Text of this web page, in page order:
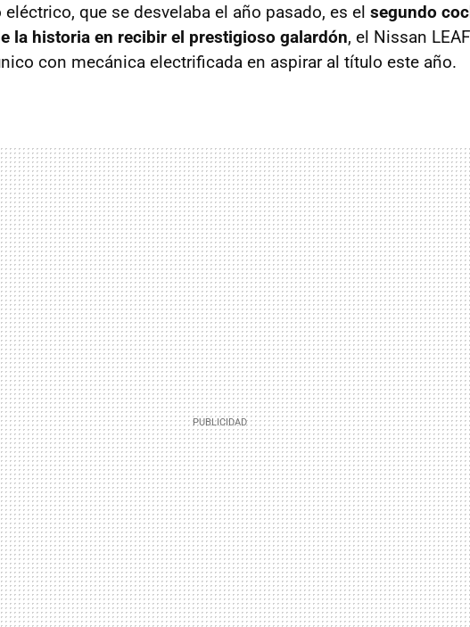
que se desvelaba el año pasado, es el segundo
la historia en recibir el prestigioso galardón, el Nissan
con mecánica electrificada en aspirar al título este año.